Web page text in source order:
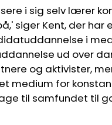
i sig selv lærer
siger Kent, der har
i
ud over
og aktivister,
medium for
til samfundet til